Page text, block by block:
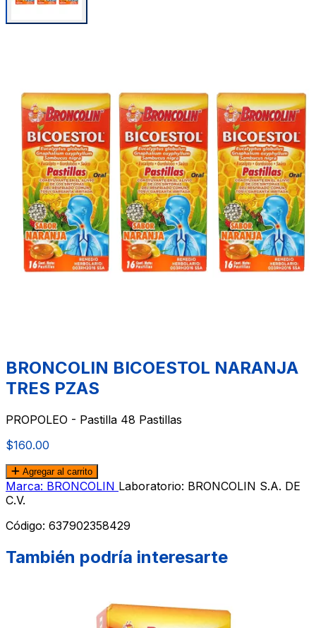
BRONCOLIN BICOESTOL NARANJA
TRES PZAS
PROPOLEO - Pastilla 48 Pastillas
$160.00
Agregar al carrito
Marca: BRONCOLIN Laboratorio: BRONCOLIN S.A. DE
C.V.
Código: 637902358429
También podría interesarte